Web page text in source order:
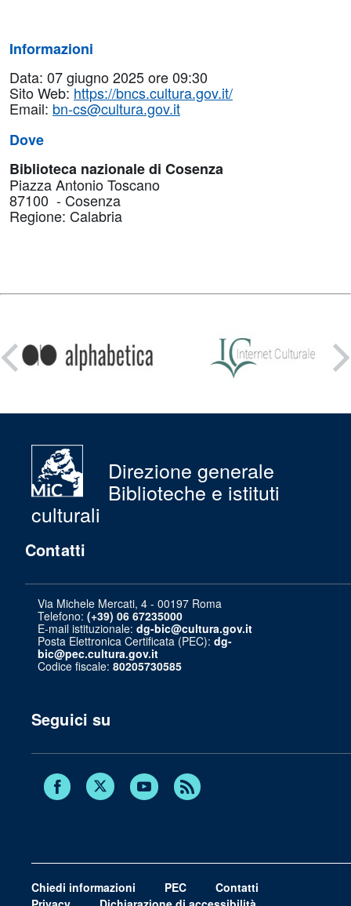
Informazioni
Data: 07 giugno 2025 ore 09:30
Sito Web:https://bncs.cultura.gov.it/
Email: bn-cs@cultura.gov.it
Dove
Biblioteca nazionale di Cosenza
Piazza Antonio Toscano
87100 - Cosenza
Regione: Calabria
su:
Direzione generale
Biblioteche e istituti
culturali
Contatti
Via Michele Mercati, 4 - 00197 Roma
Telefono: (+39) 06 67235000
E-mail istituzionale: dg-bic@cultura.gov.it
Posta Elettronica Certificata (PEC): dg-
bic@pec.cultura.gov.it
Codice fiscale: 80205730585
Seguici su
Facebook Twitter Youtube
Chiedi informazioni PEC
Contatti